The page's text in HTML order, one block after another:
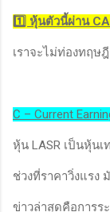
1️⃣ หุ้นตัวนี้ผ่าน
เราจะไม่ท่องทฤษ
C – Current
หุ้น LASR เป็นหุ้น
ช่วงที่ราคาวิ่งแรง
ข่าวล่าสุดคือการ